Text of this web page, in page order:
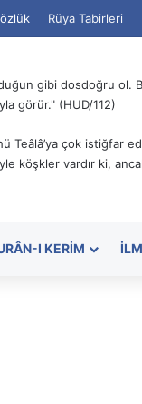
Rüya Tabirleri
gibi dosdoğru ol.
görür." (HUD/112)
Teâlâ’ya çok istiğfar
köşkler vardır ki,
I KERIM